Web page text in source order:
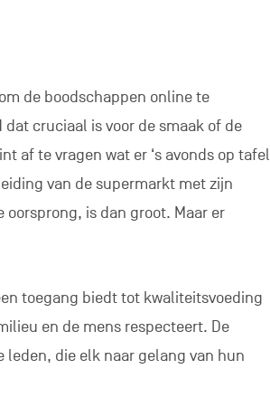
de boodschappen online te
cruciaal is voor de smaak of de
af te vragen wat er ‘s avonds op tafel
van de supermarkt met zijn
is dan groot. Maar er
toegang biedt tot kwaliteitsvoeding
en de mens respecteert. De
die elk naar gelang van hun